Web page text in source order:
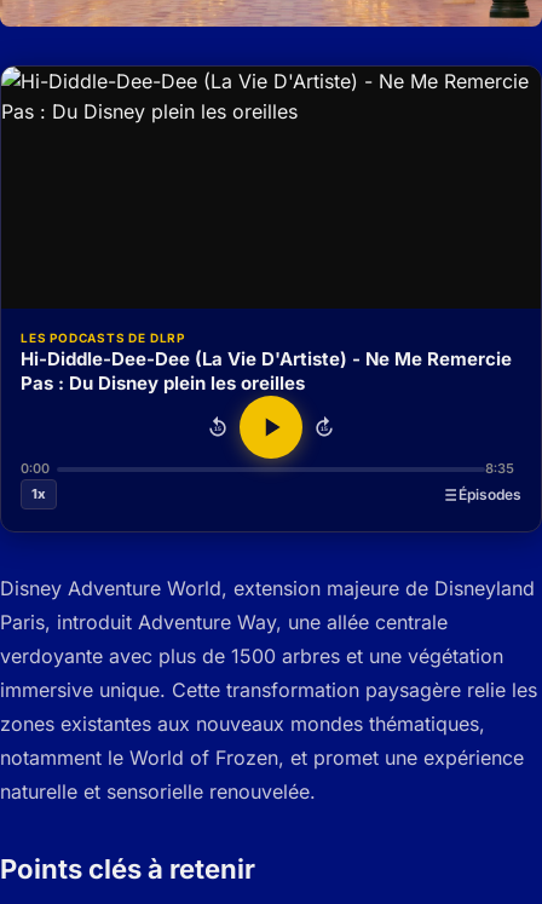
LES PODCASTS DE DLRP
Hi-Diddle-Dee-Dee (La Vie D'Artiste) - Ne Me Remercie
Pas : Du Disney plein les oreilles
15 15
0:00
8:35
1x
Épisodes
Disney Adventure World, extension majeure de Disneyland
Paris, introduit Adventure Way, une allée centrale
verdoyante avec plus de 1500 arbres et une végétation
immersive unique. Cette transformation paysagère relie les
zones existantes aux nouveaux mondes thématiques,
notamment le World of Frozen, et promet une expérience
naturelle et sensorielle renouvelée.
Points clés à retenir